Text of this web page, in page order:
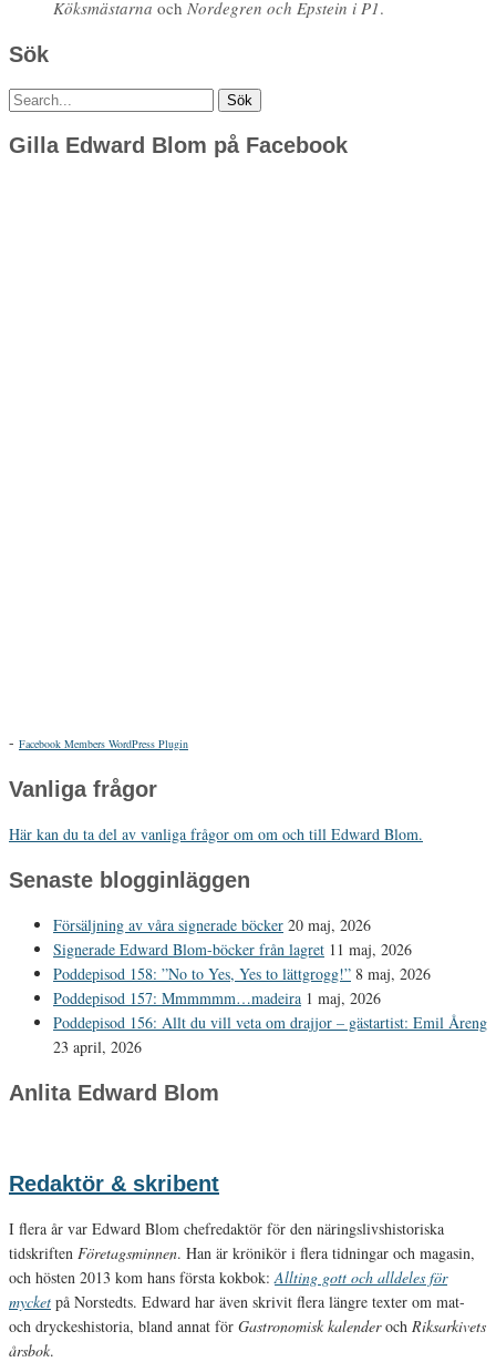
Köksmästarna och Nordegren och Epstein i P1.
Sök
Sök
Gilla Edward Blom på Facebook
- Facebook Members WordPress Plugin
Vanliga frågor
Här kan du ta del av vanliga frågor om om och till Edward Blom.
Senaste blogginläggen
Försäljning av våra signerade böcker 20 maj, 2026
Signerade Edward Blom-böcker från lagret 11 maj, 2026
Poddepisod 158: ”No to Yes, Yes to lättgrogg!” 8 maj, 2026
Poddepisod 157: Mmmmmm…madeira 1 maj, 2026
Poddepisod 156: Allt du vill veta om drajjor – gästartist: Emil Åreng
23 april, 2026
Anlita Edward Blom
Redaktör & skribent
I flera år var Edward Blom chefredaktör för den näringslivshistoriska
tidskriften Företagsminnen. Han är krönikör i flera tidningar och magasin,
och hösten 2013 kom hans första kokbok: Allting gott och alldeles för
mycket på Norstedts. Edward har även skrivit flera längre texter om mat-
och dryckeshistoria, bland annat för Gastronomisk kalenderoch Riksarkivets
årsbok.